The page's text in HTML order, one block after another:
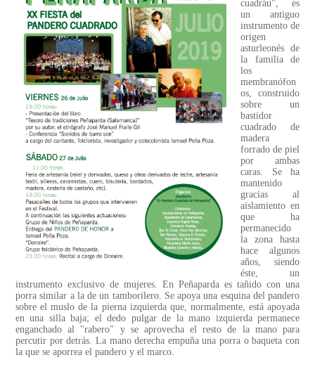
cuadráu", es
un antiguo
instrumento de
origen
asturleonés de
la familia de
los
membranófon
os, construido
sobre un
bastidor
cuadrado de
madera
forrado de piel
por ambas
caras. Se ha
mantenido
gracias al
aislamiento en
que ha
permanecido
la zona hasta
hace algunos
años, siendo
éste, un
instrumento exclusivo de mujeres. En Peñaparda es tañido con una
porra similar a la de un tamborilero. Se apoya una esquina del pandero
sobre el muslo de la pierna izquierda que, normalmente, está apoyada
en una silla baja; el dedo pulgar de la mano izquierda permanece
enganchado al "rabero" y se aprovecha el resto de la mano para
percutir por detrás. La mano derecha empuña una porra o baqueta con
la que se aporrea el pandero y el marco.